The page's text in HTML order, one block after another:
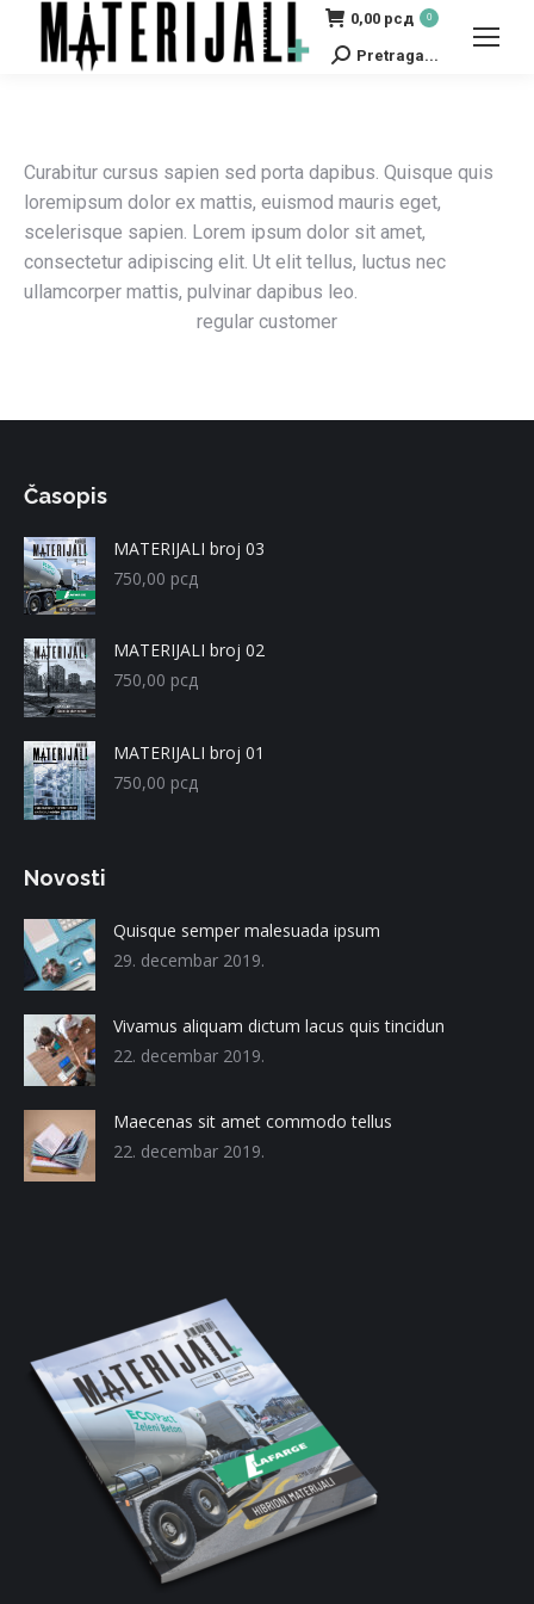
0,00 рсд 0
Search:
Pretraga...
Curabitur cursus sapien sed porta dapibus. Quisque quis
loremipsum dolor ex mattis, euismod mauris eget,
scelerisque sapien. Lorem ipsum dolor sit amet,
consectetur adipiscing elit. Ut elit tellus, luctus nec
ullamcorper mattis, pulvinar dapibus leo.
regular customer
Časopis
MATERIJALI broj 03
750,00 рсд
MATERIJALI broj 02
750,00 рсд
MATERIJALI broj 01
750,00 рсд
Novosti
Quisque semper malesuada ipsum
29. decembar 2019.
Vivamus aliquam dictum lacus quis tincidun
22. decembar 2019.
Maecenas sit amet commodo tellus
22. decembar 2019.